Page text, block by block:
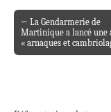
Post navigation
← La Gendarmerie de
Martinique a lancé une
« arnaques et